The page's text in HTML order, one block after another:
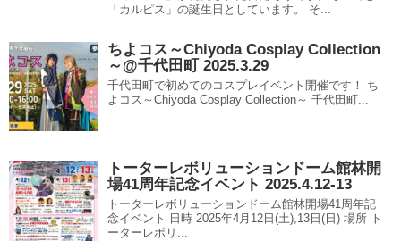
「カルピス」の誕生日としています。 そ...
ちよコス～Chiyoda Cosplay Collection
～@千代田町 2025.3.29
千代田町で初めてのコスプレイベント開催です！ ち
よコス～Chiyoda Cosplay Collection～ 千代田町...
トーターレボリューションドーム館林開
場41周年記念イベント 2025.4.12-13
トーターレボリューションドーム館林開場41周年記
念イベント 日時 2025年4月12日(土),13日(日) 場所 ト
ーターレボリ...